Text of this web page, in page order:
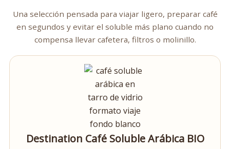
Una selección pensada para viajar ligero, preparar café
en segundos y evitar el soluble más plano cuando no
compensa llevar cafetera, filtros o molinillo.
Destination Café Soluble Arábica BIO